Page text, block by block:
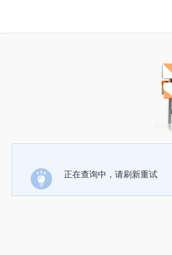
正在查询中，请刷新重试